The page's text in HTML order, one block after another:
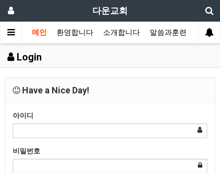
다운교회
메인 환영합니다 소개합니다 말씀과훈련 가정
Login
Have a Nice Day!
아이디
비밀번호